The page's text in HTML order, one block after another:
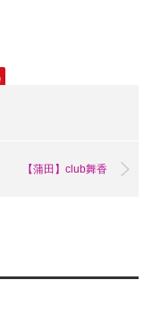
【蒲田】club舞香